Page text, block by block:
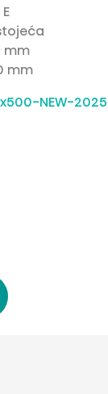
E
mm
mm